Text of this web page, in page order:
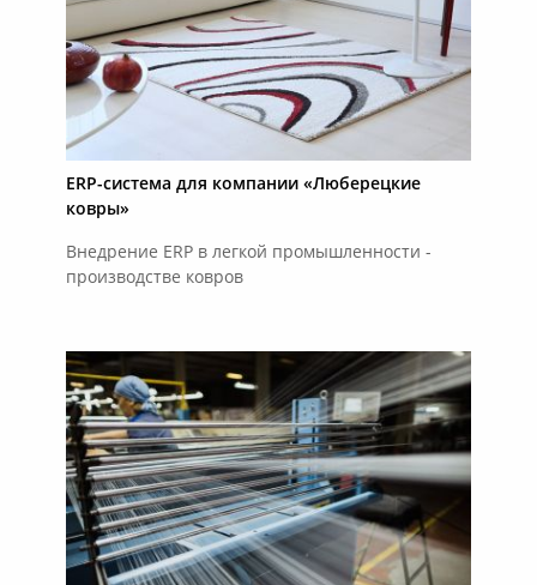
ERP-система для компании «Люберецкие
ковры»
Внедрение ERP в легкой промышленности -
производстве ковров